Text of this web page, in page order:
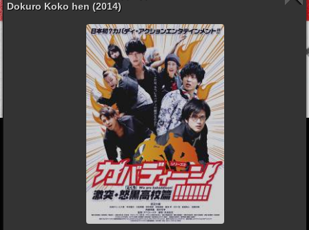
Dokuro Koko hen (2014)